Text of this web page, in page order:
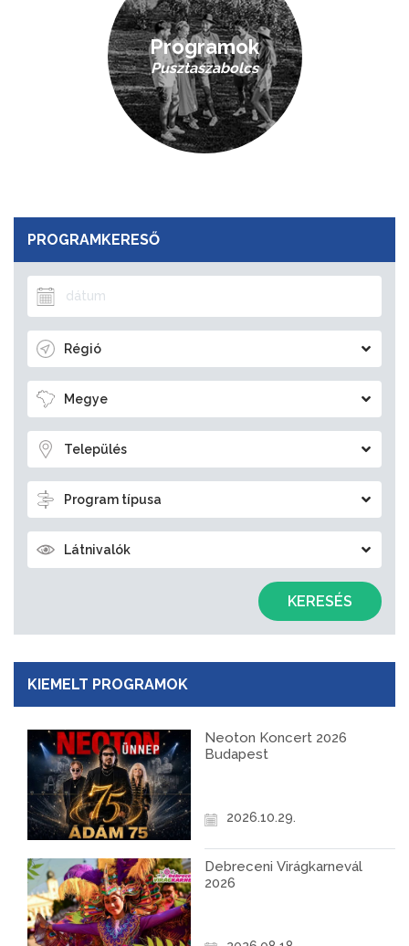
PROGRAMKERESŐ
Régió
Megye
Település
Program típusa
Látnivalók
KERESÉS
KIEMELT PROGRAMOK
Neoton Koncert 2026
Budapest
2026.10.29.
Debreceni Virágkarnevál
2026
Programok
Pusztaszabolcs